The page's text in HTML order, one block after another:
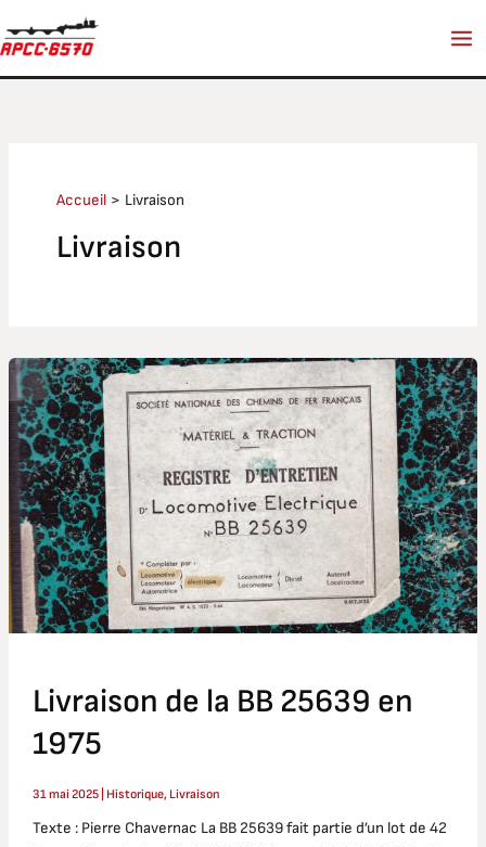
au
Accueil Livraison
Livraison
Livraison de la BB 25639 en
1975
31 mai 2025 | Historique, Livraison
Texte : Pierre Chavernac La BB 25639 fait partie d’un lot de 42
Livraison
de
la
BB
25639
en
1975